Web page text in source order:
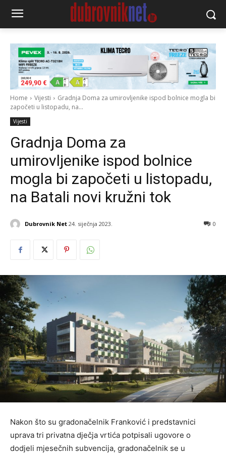
Home Vijesti
Gradnja Doma za umirovljenike ispod bolnice mogla bi
započeti u listopadu, na...
Vijesti
Gradnja Doma za
umirovljenike ispod bolnice
mogla bi započeti u listopadu,
na Batali novi kružni tok
Dubrovnik Net 24. siječnja 2023. 0
Nakon što su gradonačelnik Franković i predstavnici
uprava tri privatna dječja vrtića potpisali ugovore o
dodjeli mjesečnih subvencija, gradonačelnik se u